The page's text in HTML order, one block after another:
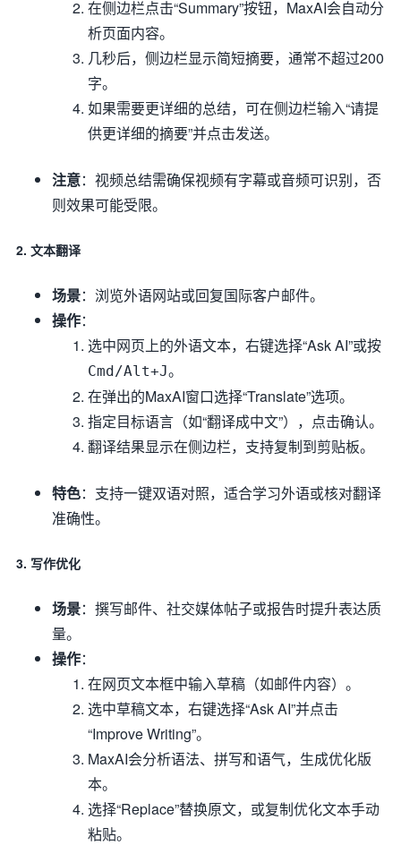
在侧边栏点击“Summary”按钮，MaxAI会自动分
析页面内容。
几秒后，侧边栏显示简短摘要，通常不超过200
字。
如果需要更详细的总结，可在侧边栏输入“请提
供更详细的摘要”并点击发送。
注意：视频总结需确保视频有字幕或音频可识别，否
则效果可能受限。
2. 文本翻译
场景：浏览外语网站或回复国际客户邮件。
操作：
选中网页上的外语文本，右键选择“Ask AI”或按
Cmd/Alt+J。
在弹出的MaxAI窗口选择“Translate”选项。
指定目标语言（如“翻译成中文”），点击确认。
翻译结果显示在侧边栏，支持复制到剪贴板。
特色：支持一键双语对照，适合学习外语或核对翻译
准确性。
3. 写作优化
场景：撰写邮件、社交媒体帖子或报告时提升表达质
量。
操作：
在网页文本框中输入草稿（如邮件内容）。
选中草稿文本，右键选择“Ask AI”并点击
“Improve Writing”。
MaxAI会分析语法、拼写和语气，生成优化版
本。
选择“Replace”替换原文，或复制优化文本手动
粘贴。